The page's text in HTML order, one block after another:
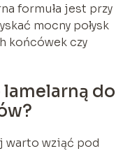
formuła jest przy
mocny połysk
końcówek czy
do
warto wziąć pod